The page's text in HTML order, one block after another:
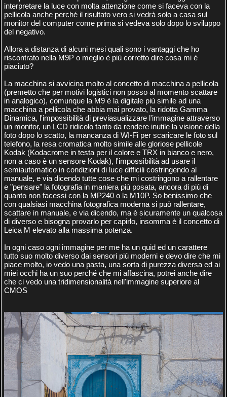
interpretare la luce con molta attenzione come si faceva con la
pellicola anche perché il risultato vero si vedrà solo a casa sul
monitor del computer come prima si vedeva solo dopo lo sviluppo
del negativo.
Allora a distanza di alcuni mesi quali sono i vantaggi che ho
riscontrato nella M9P o meglio è più corretto dire cosa mi è
piaciuto?
La macchina si avvicina molto al concetto di macchina a pellicola
(premetto che per motivi logistici non posso al momento scattare
in analogico), comunque la M9 è la digitale più simile ad una
macchina a pellicola che abbia mai provato, la ridotta Gamma
Dinamica, l'impossibilità di previasualizzare l'immagine attraverso
un monitor, un LCD ridicolo tanto da rendere inutile la visione della
foto dopo lo scatto, la mancanza di WI-Fi per scaricare le foto sul
telefono, la resa cromatica molto simile alle gloriose pellicole
Kodak (Kodacrome in testa per il colore e TRX in bianco e nero,
non a caso è un sensore Kodak), l'impossibilità ad usare il
semiautomatico in condizioni di luce difficili costringendo al
manuale, e via dicendo tutte cose che mi costringono a rallentare
e "pensare" la fotografia in maniera più posata, ancora di più di
quanto non facessi con la MP240 o la M10P. So benissimo che
con qualsiasi macchina fotografica moderna si può rallentare,
scattare in manuale, e via dicendo, ma è sicuramente un qualcosa
di diverso e bisogna provarlo per capirlo, insomma è il concetto di
Leica M elevato alla massima potenza.
In ogni caso ogni immagine per me ha un quid ed un carattere
tutto suo molto diverso dai sensori più moderni e devo dire che mi
piace molto, io vedo una pasta, una sorta di purezza diversa ed ai
miei occhi ha un suo perché che mi affascina, potrei anche dire
che ci vedo una tridimensionalità nell'immagine superiore al
CMOS